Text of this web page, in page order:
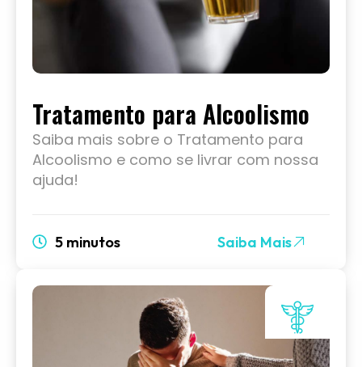
Tratamento para Alcoolismo
Saiba mais sobre o Tratamento para
Alcoolismo e como se livrar com nossa
ajuda!
5 minutos Saiba Mais